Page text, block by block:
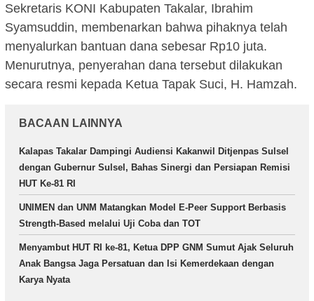
Sekretaris KONI Kabupaten Takalar, Ibrahim
Syamsuddin, membenarkan bahwa pihaknya telah
menyalurkan bantuan dana sebesar Rp10 juta.
Menurutnya, penyerahan dana tersebut dilakukan
secara resmi kepada Ketua Tapak Suci, H. Hamzah.
BACAAN LAINNYA
Kalapas Takalar Dampingi Audiensi Kakanwil Ditjenpas Sulsel
dengan Gubernur Sulsel, Bahas Sinergi dan Persiapan Remisi
HUT Ke-81 RI
UNIMEN dan UNM Matangkan Model E-Peer Support Berbasis
Strength-Based melalui Uji Coba dan TOT
Menyambut HUT RI ke-81, Ketua DPP GNM Sumut Ajak Seluruh
Anak Bangsa Jaga Persatuan dan Isi Kemerdekaan dengan
Karya Nyata